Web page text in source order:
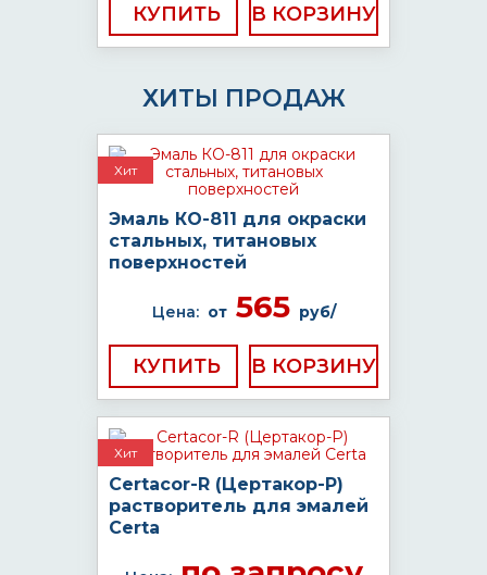
КУПИТЬ
ХИТЫ ПРОДАЖ
Хит
Эмаль КО-811 для окраски
стальных, титановых
поверхностей
Цена: от565 руб/
КУПИТЬ
Хит
Certacor-R (Цертакор-Р)
растворитель для эмалей
Certa